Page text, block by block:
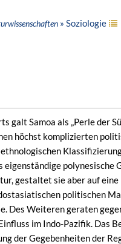
» Soziologie
galt Samoa als „Perle der
höchst komplizierten
polynesische
gestaltet sie aber auf
politischen
Des Weiteren geraten
im Indo-Pazifik. Das
der Gegebenheiten der